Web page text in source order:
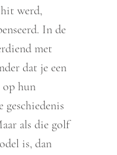
hit werd,
In de
met
dat je een
op hun
als die golf
is, dan